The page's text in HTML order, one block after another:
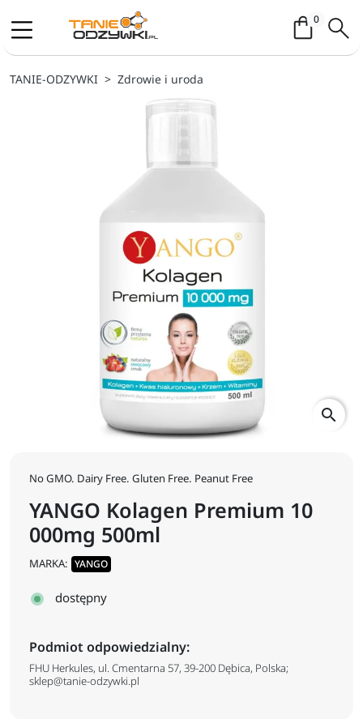
0Koszyk /
TANIE-ODZYWKI Zdrowie i uroda
search
No GMO. Dairy Free. Gluten Free. Peanut Free
YANGO Kolagen Premium 10
000mg 500ml
MARKA: YANGO
dostępny
Podmiot odpowiedzialny:
FHU Herkules, ul. Cmentarna 57, 39-200 Dębica, Polska;
sklep@tanie-odzywki.pl